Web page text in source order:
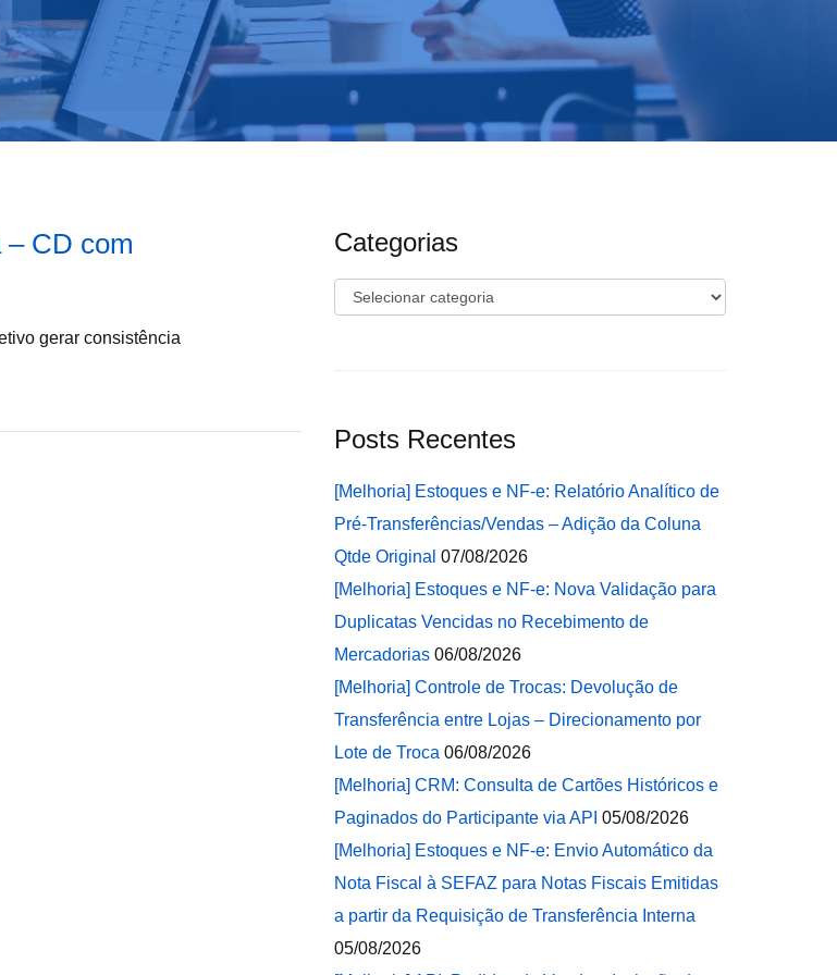
– CD com
gerar consistência
Categorias
Categorias
Posts Recentes
[Melhoria] Estoques e NF-e: Relatório Analítico de
Pré-Transferências/Vendas – Adição da Coluna
Qtde Original 07/08/2026
[Melhoria] Estoques e NF-e: Nova Validação para
Duplicatas Vencidas no Recebimento de
Mercadorias 06/08/2026
[Melhoria] Controle de Trocas: Devolução de
Transferência entre Lojas – Direcionamento por
Lote de Troca 06/08/2026
[Melhoria] CRM: Consulta de Cartões Históricos e
Paginados do Participante via API 05/08/2026
[Melhoria] Estoques e NF-e: Envio Automático da
Nota Fiscal à SEFAZ para Notas Fiscais Emitidas
a partir da Requisição de Transferência Interna
05/08/2026